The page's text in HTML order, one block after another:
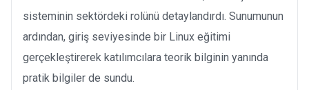
sisteminin sektördeki rolünü detaylandırdı. Sunumunun
ardından, giriş seviyesinde bir Linux eğitimi
gerçekleştirerek katılımcılara teorik bilginin yanında
pratik bilgiler de sundu.